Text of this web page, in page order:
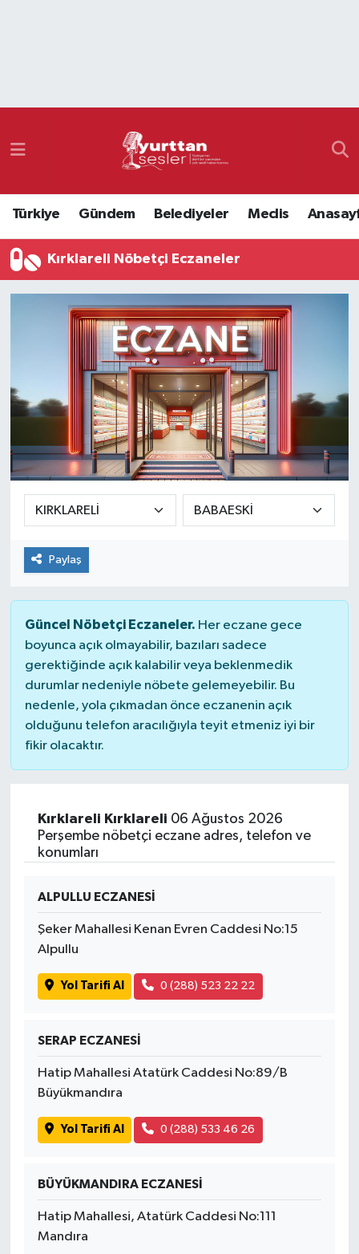
Türkiye Gündem Belediyeler Meclis
Kırklareli Nöbetçi Eczaneler
Paylaş
Güncel Nöbetçi Eczaneler. Her eczane gece
boyunca açık olmayabilir, bazıları sadece
gerektiğinde açık kalabilir veya beklenmedik
durumlar nedeniyle nöbete gelemeyebilir. Bu
nedenle, yola çıkmadan önce eczanenin açık
olduğunu telefon aracılığıyla teyit etmeniz iyi bir
fikir olacaktır.
Kırklareli Kırklareli 06 Ağustos 2026
Perşembe nöbetçi eczane adres, telefon ve
konumları
ALPULLU ECZANESİ
Şeker Mahallesi Kenan Evren Caddesi No:15
Alpullu
Yol Tarifi Al 0 (288) 523 22 22
SERAP ECZANESİ
Hatip Mahallesi Atatürk Caddesi No:89/B
Büyükmandıra
Yol Tarifi Al 0 (288) 533 46 26
BÜYÜKMANDIRA ECZANESİ
Hatip Mahallesi, Atatürk Caddesi No:111
Mandıra
Namaz Vakitleri
Süper Lig Puan Durumu ve Fikstür
Tüm Manşetler
Son Dakika Haberleri
Haber Arşivi